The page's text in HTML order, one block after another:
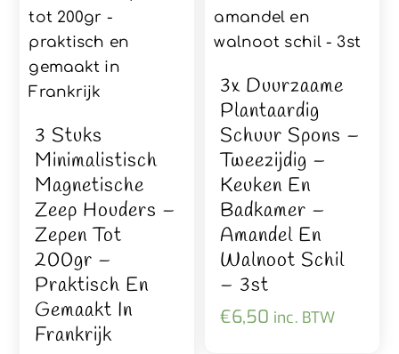
3 Stuks
Minimalistisch
Magnetische
Zeep Houders –
Zepen Tot
200gr –
Praktisch En
Gemaakt In
Frankrijk
3x Duurzaame
Plantaardig
Schuur Spons –
Tweezijdig –
Keuken En
Badkamer –
Amandel En
Walnoot Schil
– 3st
€6,50 inc. BTW